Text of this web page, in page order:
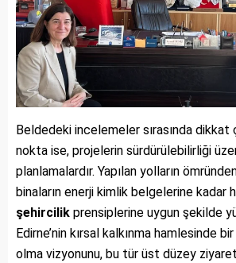
Beldedeki incelemeler sırasında
nokta ise, projelerin sürdürülebilirliği
planlamalardır. Yapılan yolların
binaların enerji kimlik belgelerine kadar
şehircilik prensiplerine uygun şekilde
Edirne’nin kırsal kalkınma hamlesinde
olma vizyonunu, bu tür üst düzey